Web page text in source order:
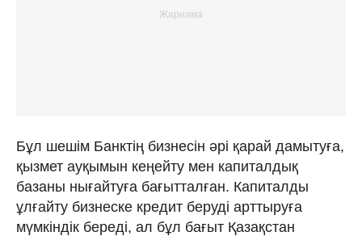
Бұл шешім Банктің бизнесін әрі қарай дамытуға,
қызмет ауқымын кеңейту мен капиталдық
базаны нығайтуға бағытталған. Капиталды
ұлғайту бизнеске кредит беруді арттыруға
мүмкіндік береді, ал бұл бағыт Қазақстан